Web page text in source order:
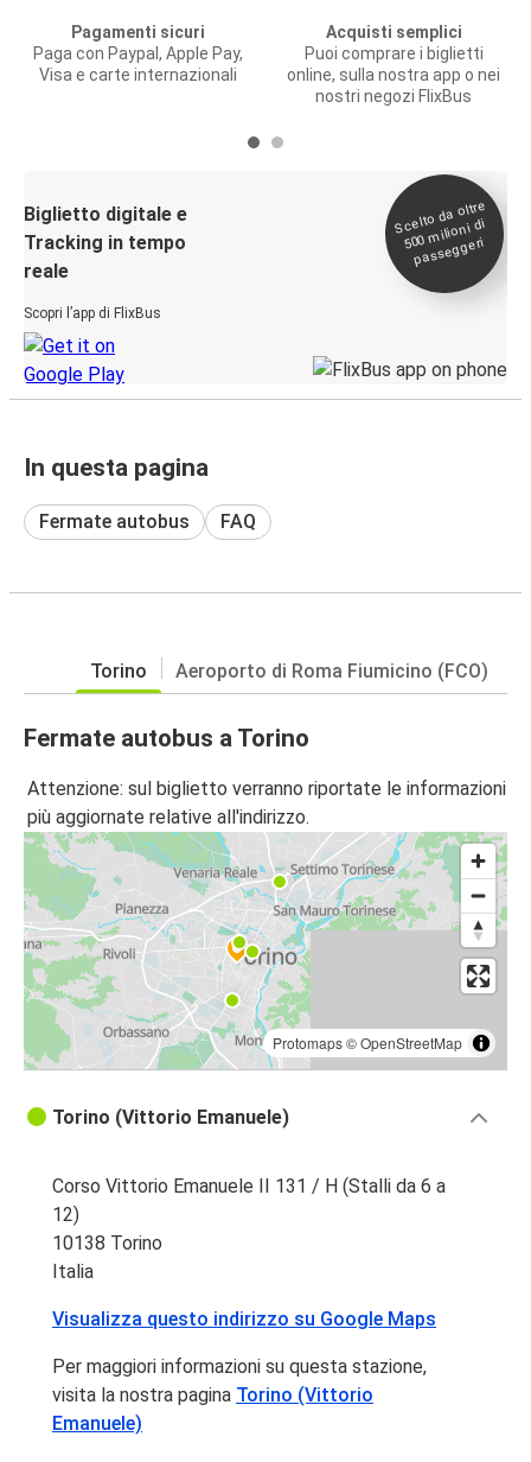
Pagamenti sicuri
Paga con Paypal, Apple Pay,
Visa e carte internazionali
Acquisti semplici
Puoi comprare i biglietti
online, sulla nostra app o nei
nostri negozi FlixBus
Biglietto digitale e
Tracking in tempo
reale
Scopri l’app di FlixBus
Scelto da oltre
500
milioni di
passeggeri
In questa pagina
Fermate autobus FAQ
Torino Aeroporto di Roma Fiumicino (FCO)
Fermate autobus a Torino
Attenzione: sul biglietto verranno riportate le informazioni
più aggiornate relative all'indirizzo.
Protomaps©OpenStreetMap
Torino (Vittorio Emanuele)
Corso Vittorio Emanuele II 131 / H (Stalli da 6 a
12)
10138 Torino
Italia
Visualizza questo indirizzo su Google Maps
Per maggiori informazioni su questa stazione,
visita la nostra pagina Torino (Vittorio
Emanuele)